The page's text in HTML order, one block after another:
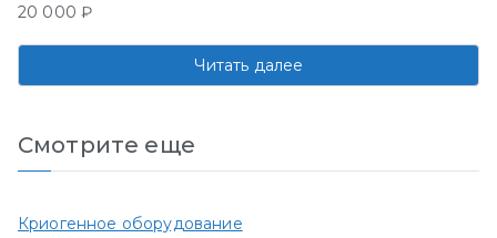
20 000₽
Читать далее
Смотрите еще
Криогенное оборудование